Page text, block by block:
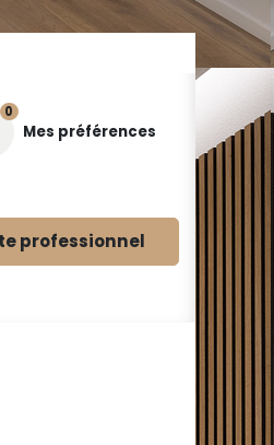
0
Mes préférences
professionnel